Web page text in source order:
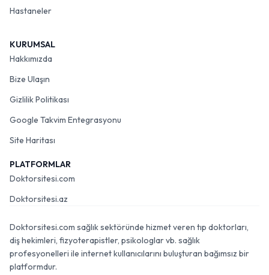
Hastaneler
KURUMSAL
Hakkımızda
Bize Ulaşın
Gizlilik Politikası
Google Takvim Entegrasyonu
Site Haritası
PLATFORMLAR
Doktorsitesi.com
Doktorsitesi.az
Doktorsitesi.com sağlık sektöründe hizmet veren tıp doktorları,
diş hekimleri, fizyoterapistler, psikologlar vb. sağlık
profesyonelleri ile internet kullanıcılarını buluşturan bağımsız bir
platformdur.